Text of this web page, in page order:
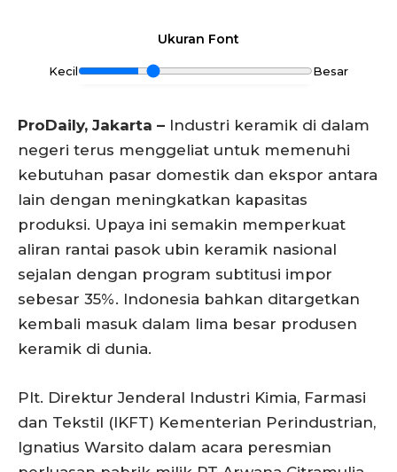
Ukuran Font
Kecil Besar
ProDaily, Jakarta – Industri keramik di dalam
negeri terus menggeliat untuk memenuhi
kebutuhan pasar domestik dan ekspor antara
lain dengan meningkatkan kapasitas
produksi. Upaya ini semakin memperkuat
aliran rantai pasok ubin keramik nasional
sejalan dengan program subtitusi impor
sebesar 35%. Indonesia bahkan ditargetkan
kembali masuk dalam lima besar produsen
keramik di dunia.
Plt. Direktur Jenderal Industri Kimia, Farmasi
dan Tekstil (IKFT) Kementerian Perindustrian,
Ignatius Warsito dalam acara peresmian